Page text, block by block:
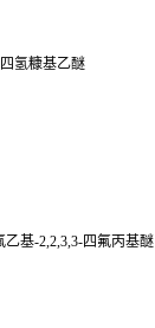
氢糠基乙醚
乙基-2,2,3,3-四氟丙基醚